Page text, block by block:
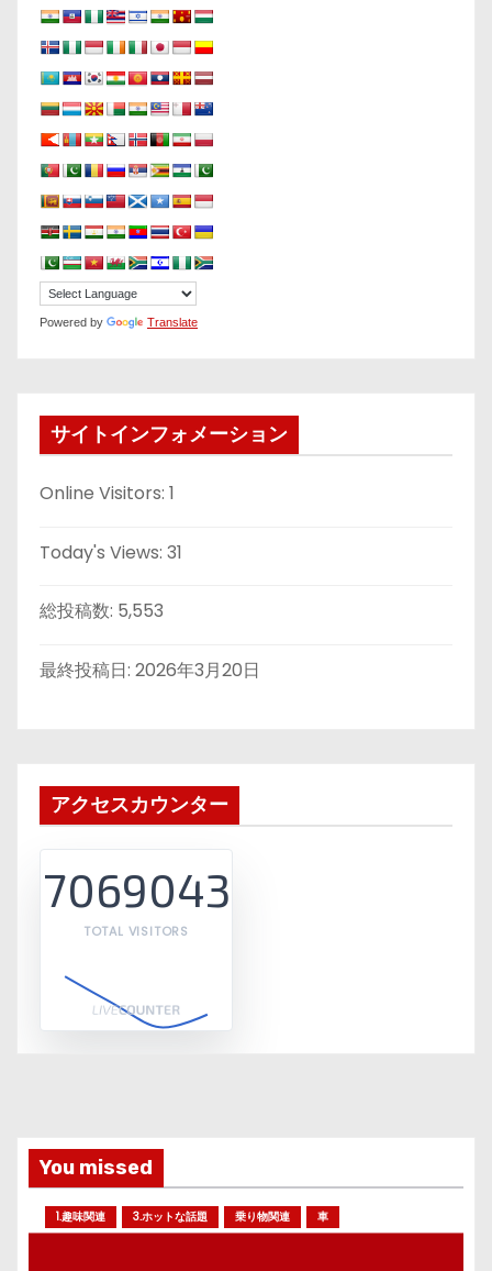
Powered by Translate
サイトインフォメーション
Online Visitors: 1
Today's Views: 31
総投稿数: 5,553
最終投稿日: 2026年3月20日
アクセスカウンター
7069043
TOTAL VISITORS
You missed
1.趣味関連 3.ホットな話題 乗り物関連 車